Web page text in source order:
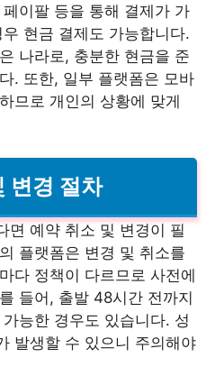
이팔 등을 통해 결제가 가
현금 결제도 가능합니다.
나라로, 충분한 현금을 준
. 또한, 일부 플랫폼은 모바
므로 개인의 상황에 맞게
변경 절차
면 예약 취소 및 변경이 필
플랫폼은 변경 및 취소를
다 정책이 다르므로 사전에
들어, 출발 48시간 전까지
능한 경우도 있습니다. 성
발생할 수 있으니 주의해야